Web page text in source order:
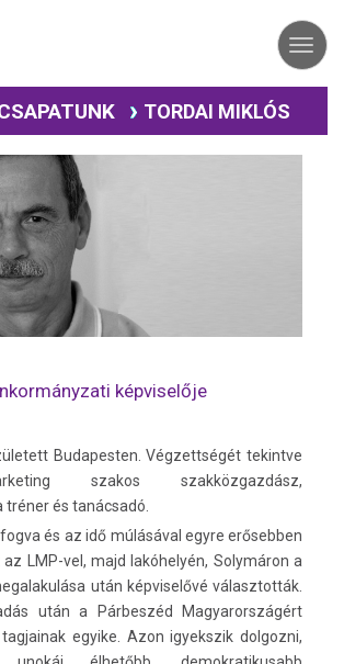
TORDAI MIKLÓS
képviselője
Budapesten. Végzettségét tekintve
szakos szakközgazdász,
tréner és tanácsadó.
és az idő múlásával egyre erősebben
LMP-vel, majd lakóhelyén, Solymáron a
után képviselővé választották.
után a Párbeszéd Magyarországért
egyike. Azon igyekszik dolgozni,